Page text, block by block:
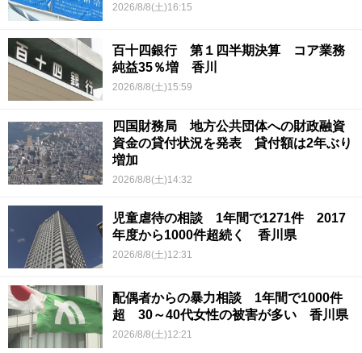
2026/8/8(土)16:15
百十四銀行 第１四半期決算 コア業務
純益35％増 香川
2026/8/8(土)15:59
四国財務局 地方公共団体への財政融資
資金の貸付状況を発表 貸付額は2年ぶり
増加
2026/8/8(土)14:32
児童虐待の相談 1年間で1271件 2017
年度から1000件超続く 香川県
2026/8/8(土)12:31
配偶者からの暴力相談 1年間で1000件
超 30～40代女性の被害が多い 香川県
2026/8/8(土)12:21